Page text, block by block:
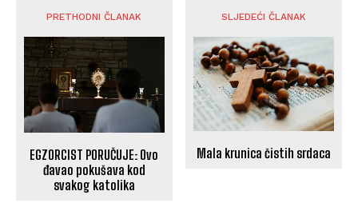
PRETHODNI ČLANAK
EGZORCIST PORUČUJE: Ovo
đavao pokušava kod
svakog katolika
SLJEDEĆI ČLANAK
Mala krunica čistih srdaca